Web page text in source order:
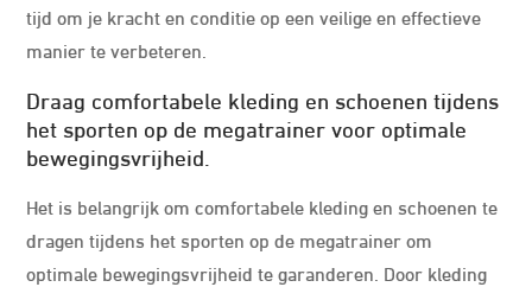
tijd om je kracht en conditie op een veilige en effectieve
manier te verbeteren.
Draag comfortabele kleding en schoenen tijdens
het sporten op de megatrainer voor optimale
bewegingsvrijheid.
Het is belangrijk om comfortabele kleding en schoenen te
dragen tijdens het sporten op de megatrainer om
optimale bewegingsvrijheid te garanderen. Door kleding